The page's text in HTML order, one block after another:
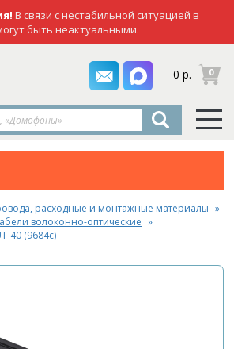
В связи с нестабильной ситуацией в
быть неактуальными.
0 р. 0
расходные и монтажные материалы
волоконно-оптические
40 (9684c)